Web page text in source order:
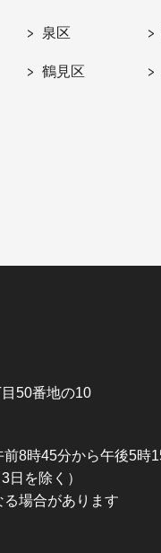
泉区
鶴見区
50番地の10
8時45分から午後5時
日を除く）
場合があります